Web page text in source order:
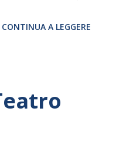
per il secondo
i giovani artisti
CONTINUA A LEGGERE